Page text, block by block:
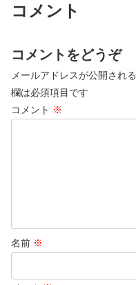
コメント
コメントをどうぞ
メールアドレスが公開され
欄は必須項目です
コメント ※
名前 ※